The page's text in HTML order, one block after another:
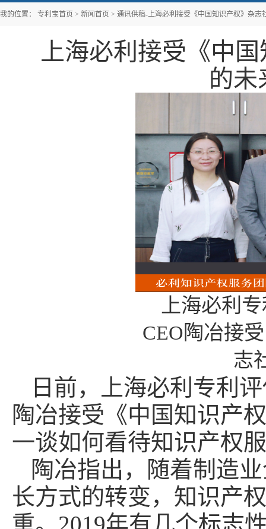
我的位置： 专利宝首页 > 新闻首页 > 通讯供稿-上海必利接受《中国知识产权》杂志
上海必利接受《中
的未
上海必利
CEO陶冶接
志
日前，上海必利专利
陶冶接受《中国知识产
一谈如何看待知识产权
陶冶指出，随着制造
长方式的转变，知识产